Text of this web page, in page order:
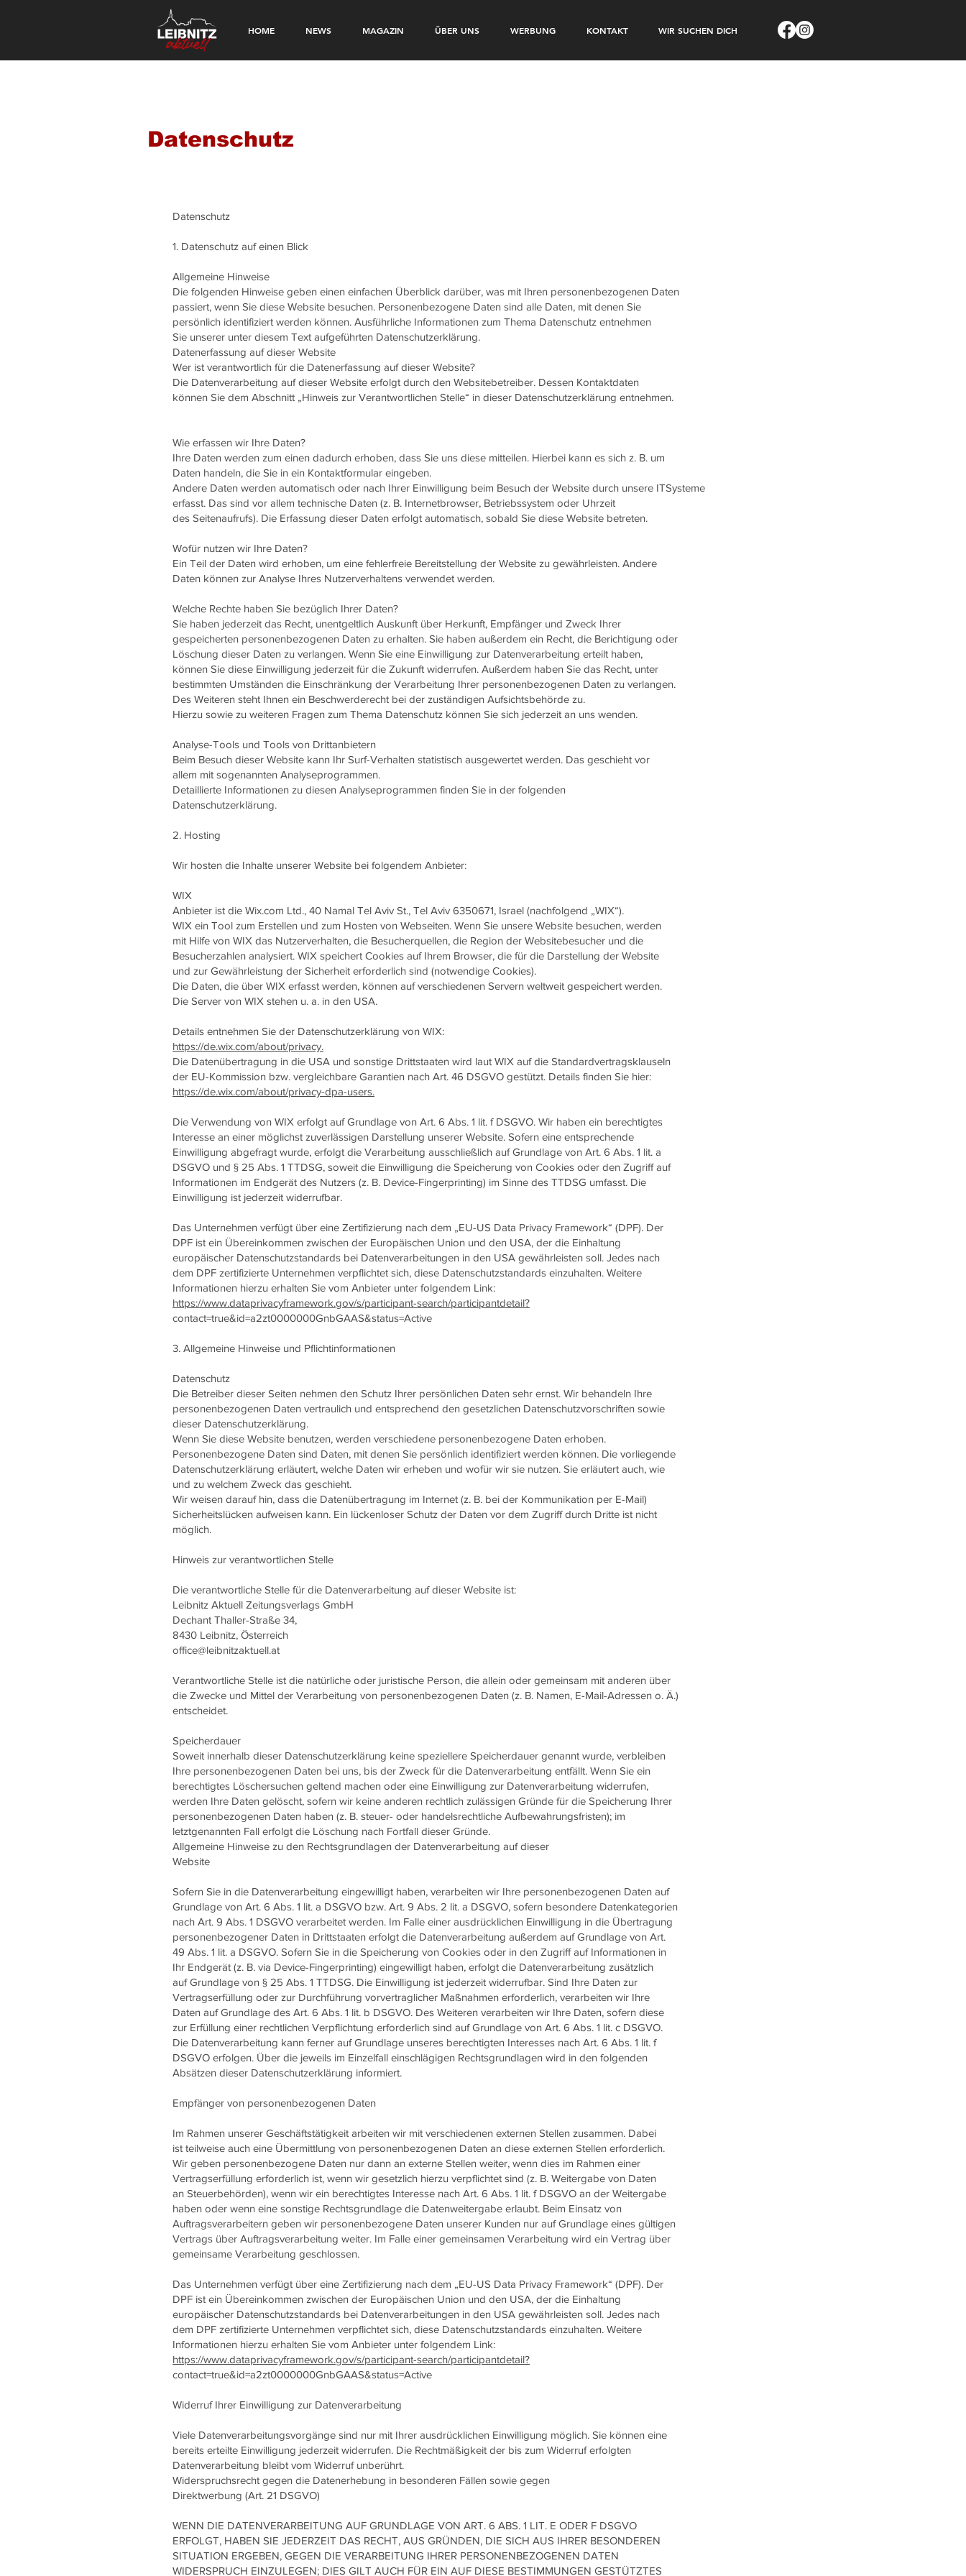
HOME NEWS MAGAZIN ÜBER UNS WERBUNG KONTAKT WIR SUCHEN DICH
Datenschutz
Datenschutz​
1. Datenschutz auf einen Blick
Allgemeine Hinweise
Die folgenden Hinweise geben einen einfachen Überblick darüber, was mit Ihren personenbezogenen Daten
passiert, wenn Sie diese Website besuchen. Personenbezogene Daten sind alle Daten, mit denen Sie
persönlich identifiziert werden können. Ausführliche Informationen zum Thema Datenschutz entnehmen
Sie unserer unter diesem Text aufgeführten Datenschutzerklärung.
Datenerfassung auf dieser Website
Wer ist verantwortlich für die Datenerfassung auf dieser Website?
Die Datenverarbeitung auf dieser Website erfolgt durch den Websitebetreiber. Dessen Kontaktdaten
können Sie dem Abschnitt „Hinweis zur Verantwortlichen Stelle“ in dieser Datenschutzerklärung entnehmen.
Wie erfassen wir Ihre Daten?
Ihre Daten werden zum einen dadurch erhoben, dass Sie uns diese mitteilen. Hierbei kann es sich z. B. um
Daten handeln, die Sie in ein Kontaktformular eingeben.
Andere Daten werden automatisch oder nach Ihrer Einwilligung beim Besuch der Website durch unsere ITSysteme
erfasst. Das sind vor allem technische Daten (z. B. Internetbrowser, Betriebssystem oder Uhrzeit
des Seitenaufrufs). Die Erfassung dieser Daten erfolgt automatisch, sobald Sie diese Website betreten.
Wofür nutzen wir Ihre Daten?
Ein Teil der Daten wird erhoben, um eine fehlerfreie Bereitstellung der Website zu gewährleisten. Andere
Daten können zur Analyse Ihres Nutzerverhaltens verwendet werden.
Welche Rechte haben Sie bezüglich Ihrer Daten?
Sie haben jederzeit das Recht, unentgeltlich Auskunft über Herkunft, Empfänger und Zweck Ihrer
gespeicherten personenbezogenen Daten zu erhalten. Sie haben außerdem ein Recht, die Berichtigung oder
Löschung dieser Daten zu verlangen. Wenn Sie eine Einwilligung zur Datenverarbeitung erteilt haben,
können Sie diese Einwilligung jederzeit für die Zukunft widerrufen. Außerdem haben Sie das Recht, unter
bestimmten Umständen die Einschränkung der Verarbeitung Ihrer personenbezogenen Daten zu verlangen.
Des Weiteren steht Ihnen ein Beschwerderecht bei der zuständigen Aufsichtsbehörde zu.
Hierzu sowie zu weiteren Fragen zum Thema Datenschutz können Sie sich jederzeit an uns wenden.
Analyse-Tools und Tools von Drittanbietern
Beim Besuch dieser Website kann Ihr Surf-Verhalten statistisch ausgewertet werden. Das geschieht vor
allem mit sogenannten Analyseprogrammen.
Detaillierte Informationen zu diesen Analyseprogrammen finden Sie in der folgenden
Datenschutzerklärung.
2. Hosting
Wir hosten die Inhalte unserer Website bei folgendem Anbieter:
WIX
Anbieter ist die Wix.com Ltd., 40 Namal Tel Aviv St., Tel Aviv 6350671, Israel (nachfolgend „WIX“).
WIX ein Tool zum Erstellen und zum Hosten von Webseiten. Wenn Sie unsere Website besuchen, werden
mit Hilfe von WIX das Nutzerverhalten, die Besucherquellen, die Region der Websitebesucher und die
Besucherzahlen analysiert. WIX speichert Cookies auf Ihrem Browser, die für die Darstellung der Website
und zur Gewährleistung der Sicherheit erforderlich sind (notwendige Cookies).
Die Daten, die über WIX erfasst werden, können auf verschiedenen Servern weltweit gespeichert werden.
Die Server von WIX stehen u. a. in den USA.
Details entnehmen Sie der Datenschutzerklärung von WIX:
https://de.wix.com/about/privacy.
Die Datenübertragung in die USA und sonstige Drittstaaten wird laut WIX auf die Standardvertragsklauseln
der EU-Kommission bzw. vergleichbare Garantien nach Art. 46 DSGVO gestützt. Details finden Sie hier:
https://de.wix.com/about/privacy-dpa-users.
Die Verwendung von WIX erfolgt auf Grundlage von Art. 6 Abs. 1 lit. f DSGVO. Wir haben ein berechtigtes
Interesse an einer möglichst zuverlässigen Darstellung unserer Website. Sofern eine entsprechende
Einwilligung abgefragt wurde, erfolgt die Verarbeitung ausschließlich auf Grundlage von Art. 6 Abs. 1 lit. a
DSGVO und § 25 Abs. 1 TTDSG, soweit die Einwilligung die Speicherung von Cookies oder den Zugriff auf
Informationen im Endgerät des Nutzers (z. B. Device-Fingerprinting) im Sinne des TTDSG umfasst. Die
Einwilligung ist jederzeit widerrufbar.
Das Unternehmen verfügt über eine Zertifizierung nach dem „EU-US Data Privacy Framework“ (DPF). Der
DPF ist ein Übereinkommen zwischen der Europäischen Union und den USA, der die Einhaltung
europäischer Datenschutzstandards bei Datenverarbeitungen in den USA gewährleisten soll. Jedes nach
dem DPF zertifizierte Unternehmen verpflichtet sich, diese Datenschutzstandards einzuhalten. Weitere
Informationen hierzu erhalten Sie vom Anbieter unter folgendem Link:
https://www.dataprivacyframework.gov/s/participant-search/participantdetail?
contact=true&id=a2zt0000000GnbGAAS&status=Active
3. Allgemeine Hinweise und Pflichtinformationen
Datenschutz
Die Betreiber dieser Seiten nehmen den Schutz Ihrer persönlichen Daten sehr ernst. Wir behandeln Ihre
personenbezogenen Daten vertraulich und entsprechend den gesetzlichen Datenschutzvorschriften sowie
dieser Datenschutzerklärung.
Wenn Sie diese Website benutzen, werden verschiedene personenbezogene Daten erhoben.
Personenbezogene Daten sind Daten, mit denen Sie persönlich identifiziert werden können. Die vorliegende
Datenschutzerklärung erläutert, welche Daten wir erheben und wofür wir sie nutzen. Sie erläutert auch, wie
und zu welchem Zweck das geschieht.
Wir weisen darauf hin, dass die Datenübertragung im Internet (z. B. bei der Kommunikation per E-Mail)
Sicherheitslücken aufweisen kann. Ein lückenloser Schutz der Daten vor dem Zugriff durch Dritte ist nicht
möglich.
Hinweis zur verantwortlichen Stelle
Die verantwortliche Stelle für die Datenverarbeitung auf dieser Website ist:
Leibnitz Aktuell Zeitungsverlags GmbH
Dechant Thaller-Straße 34,
8430 Leibnitz, Österreich
office@leibnitzaktuell.at
Verantwortliche Stelle ist die natürliche oder juristische Person, die allein oder gemeinsam mit anderen über
die Zwecke und Mittel der Verarbeitung von personenbezogenen Daten (z. B. Namen, E-Mail-Adressen o. Ä.)
entscheidet.
Speicherdauer
Soweit innerhalb dieser Datenschutzerklärung keine speziellere Speicherdauer genannt wurde, verbleiben
Ihre personenbezogenen Daten bei uns, bis der Zweck für die Datenverarbeitung entfällt. Wenn Sie ein
berechtigtes Löschersuchen geltend machen oder eine Einwilligung zur Datenverarbeitung widerrufen,
werden Ihre Daten gelöscht, sofern wir keine anderen rechtlich zulässigen Gründe für die Speicherung Ihrer
personenbezogenen Daten haben (z. B. steuer- oder handelsrechtliche Aufbewahrungsfristen); im
letztgenannten Fall erfolgt die Löschung nach Fortfall dieser Gründe.
Allgemeine Hinweise zu den Rechtsgrundlagen der Datenverarbeitung auf dieser
Website
Sofern Sie in die Datenverarbeitung eingewilligt haben, verarbeiten wir Ihre personenbezogenen Daten auf
Grundlage von Art. 6 Abs. 1 lit. a DSGVO bzw. Art. 9 Abs. 2 lit. a DSGVO, sofern besondere Datenkategorien
nach Art. 9 Abs. 1 DSGVO verarbeitet werden. Im Falle einer ausdrücklichen Einwilligung in die Übertragung
personenbezogener Daten in Drittstaaten erfolgt die Datenverarbeitung außerdem auf Grundlage von Art.
49 Abs. 1 lit. a DSGVO. Sofern Sie in die Speicherung von Cookies oder in den Zugriff auf Informationen in
Ihr Endgerät (z. B. via Device-Fingerprinting) eingewilligt haben, erfolgt die Datenverarbeitung zusätzlich
auf Grundlage von § 25 Abs. 1 TTDSG. Die Einwilligung ist jederzeit widerrufbar. Sind Ihre Daten zur
Vertragserfüllung oder zur Durchführung vorvertraglicher Maßnahmen erforderlich, verarbeiten wir Ihre
Daten auf Grundlage des Art. 6 Abs. 1 lit. b DSGVO. Des Weiteren verarbeiten wir Ihre Daten, sofern diese
zur Erfüllung einer rechtlichen Verpflichtung erforderlich sind auf Grundlage von Art. 6 Abs. 1 lit. c DSGVO.
Die Datenverarbeitung kann ferner auf Grundlage unseres berechtigten Interesses nach Art. 6 Abs. 1 lit. f
DSGVO erfolgen. Über die jeweils im Einzelfall einschlägigen Rechtsgrundlagen wird in den folgenden
Absätzen dieser Datenschutzerklärung informiert.
Empfänger von personenbezogenen Daten
Im Rahmen unserer Geschäftstätigkeit arbeiten wir mit verschiedenen externen Stellen zusammen. Dabei
ist teilweise auch eine Übermittlung von personenbezogenen Daten an diese externen Stellen erforderlich.
Wir geben personenbezogene Daten nur dann an externe Stellen weiter, wenn dies im Rahmen einer
Vertragserfüllung erforderlich ist, wenn wir gesetzlich hierzu verpflichtet sind (z. B. Weitergabe von Daten
an Steuerbehörden), wenn wir ein berechtigtes Interesse nach Art. 6 Abs. 1 lit. f DSGVO an der Weitergabe
haben oder wenn eine sonstige Rechtsgrundlage die Datenweitergabe erlaubt. Beim Einsatz von
Auftragsverarbeitern geben wir personenbezogene Daten unserer Kunden nur auf Grundlage eines gültigen
Vertrags über Auftragsverarbeitung weiter. Im Falle einer gemeinsamen Verarbeitung wird ein Vertrag über
gemeinsame Verarbeitung geschlossen.
Das Unternehmen verfügt über eine Zertifizierung nach dem „EU-US Data Privacy Framework“ (DPF). Der
DPF ist ein Übereinkommen zwischen der Europäischen Union und den USA, der die Einhaltung
europäischer Datenschutzstandards bei Datenverarbeitungen in den USA gewährleisten soll. Jedes nach
dem DPF zertifizierte Unternehmen verpflichtet sich, diese Datenschutzstandards einzuhalten. Weitere
Informationen hierzu erhalten Sie vom Anbieter unter folgendem Link:
https://www.dataprivacyframework.gov/s/participant-search/participantdetail?
contact=true&id=a2zt0000000GnbGAAS&status=Active
Widerruf Ihrer Einwilligung zur Datenverarbeitung
Viele Datenverarbeitungsvorgänge sind nur mit Ihrer ausdrücklichen Einwilligung möglich. Sie können eine
bereits erteilte Einwilligung jederzeit widerrufen. Die Rechtmäßigkeit der bis zum Widerruf erfolgten
Datenverarbeitung bleibt vom Widerruf unberührt.
Widerspruchsrecht gegen die Datenerhebung in besonderen Fällen sowie gegen
Direktwerbung (Art. 21 DSGVO)
WENN DIE DATENVERARBEITUNG AUF GRUNDLAGE VON ART. 6 ABS. 1 LIT. E ODER F DSGVO
ERFOLGT, HABEN SIE JEDERZEIT DAS RECHT, AUS GRÜNDEN, DIE SICH AUS IHRER BESONDEREN
SITUATION ERGEBEN, GEGEN DIE VERARBEITUNG IHRER PERSONENBEZOGENEN DATEN
WIDERSPRUCH EINZULEGEN; DIES GILT AUCH FÜR EIN AUF DIESE BESTIMMUNGEN GESTÜTZTES